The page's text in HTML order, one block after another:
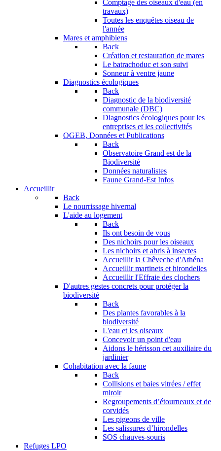
Comptage des oiseaux d'eau (en
travaux)
Toutes les enquêtes oiseau de
l'année
Mares et amphibiens
Back
Création et restauration de mares
Le batrachoduc et son suivi
Sonneur à ventre jaune
Diagnostics écologiques
Back
Diagnostic de la biodiversité
communale (DBC)
Diagnostics écologiques pour les
entreprises et les collectivités
OGEB, Données et Publications
Back
Observatoire Grand est de la
Biodiversité
Données naturalistes
Faune Grand-Est Infos
Accueillir
Back
Le nourrissage hivernal
L'aide au logement
Back
Ils ont besoin de vous
Des nichoirs pour les oiseaux
Les nichoirs et abris à insectes
Accueillir la Chêveche d'Athéna
Accueillir martinets et hirondelles
Accueillir l'Effraie des clochers
D'autres gestes concrets pour protéger la
biodiversité
Back
Des plantes favorables à la
biodiversité
L'eau et les oiseaux
Concevoir un point d'eau
Aidons le hérisson cet auxiliaire du
jardinier
Cohabitation avec la faune
Back
Collisions et baies vitrées / effet
miroir
Regroupements d’étourneaux et de
corvidés
Les pigeons de ville
Les salissures d’hirondelles
SOS chauves-souris
Refuges LPO